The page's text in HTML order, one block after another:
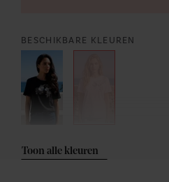
BESCHIKBARE KLEUREN
Toon alle kleuren